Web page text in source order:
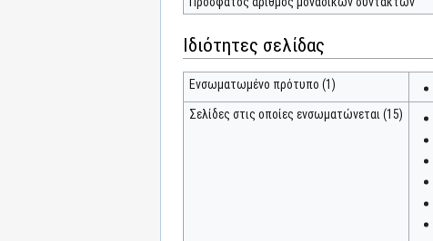
Ιδιότητες σελίδας
Ενσωματωμένο πρότυπο (1)
Σελίδες στις οποίες ενσωματώνεται (15)